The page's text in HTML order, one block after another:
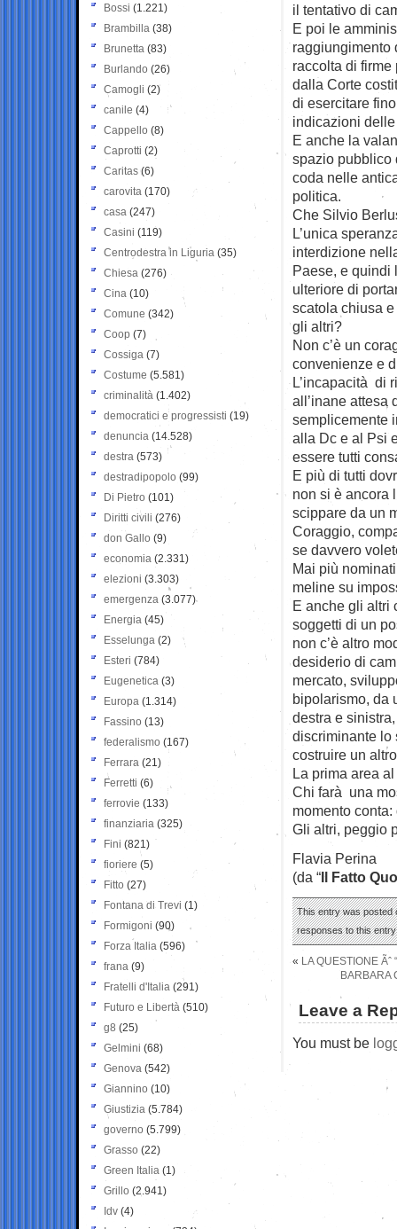
il tentativo di
E poi le
raggiungimento
raccolta di
dalla Corte
di esercitare
indicazioni
E anche la
spazio pubblico
coda nelle
politica.
Che Silvio
L’unica
interdizione
Paese, e quindi
ulteriore di
scatola chiusa
gli altri?
Non c’è un
convenienze e
L’incapacità di
all’inane attesa
semplicemente
alla Dc e al Psi
essere tutti
E più di tutti
non si è ancora
scippare da un
Coraggio,
se davvero
Mai più
meline su
E anche gli altri
soggetti di un
non c’è altro
desiderio di
mercato,
bipolarismo, da
destra e
discriminante lo
costruire un
La prima area
Chi farà una
momento
Gli altri, peggio
Flavia Perina
(da “Il Fatto
This entry was posted
responses to this
« LA QUESTIONE Ãˆ
BARBARA
Leave a
You must be
Bossi (1.221)
Brambilla (38)
Brunetta (83)
Burlando (26)
Camogli (2)
canile (4)
Cappello (8)
Caprotti (2)
Caritas (6)
carovita (170)
casa (247)
Casini (119)
Centrodestra in Liguria (35)
Chiesa (276)
Cina (10)
Comune (342)
Coop (7)
Cossiga (7)
Costume (5.581)
criminalità (1.402)
democratici e progressisti (19)
denuncia (14.528)
destra (573)
destradipopolo (99)
Di Pietro (101)
Diritti civili (276)
don Gallo (9)
economia (2.331)
elezioni (3.303)
emergenza (3.077)
Energia (45)
Esselunga (2)
Esteri (784)
Eugenetica (3)
Europa (1.314)
Fassino (13)
federalismo (167)
Ferrara (21)
Ferretti (6)
ferrovie (133)
finanziaria (325)
Fini (821)
fioriere (5)
Fitto (27)
Fontana di Trevi (1)
Formigoni (90)
Forza Italia (596)
frana (9)
Fratelli d'Italia (291)
Futuro e Libertà (510)
g8 (25)
Gelmini (68)
Genova (542)
Giannino (10)
Giustizia (5.784)
governo (5.799)
Grasso (22)
Green Italia (1)
Grillo (2.941)
Idv (4)